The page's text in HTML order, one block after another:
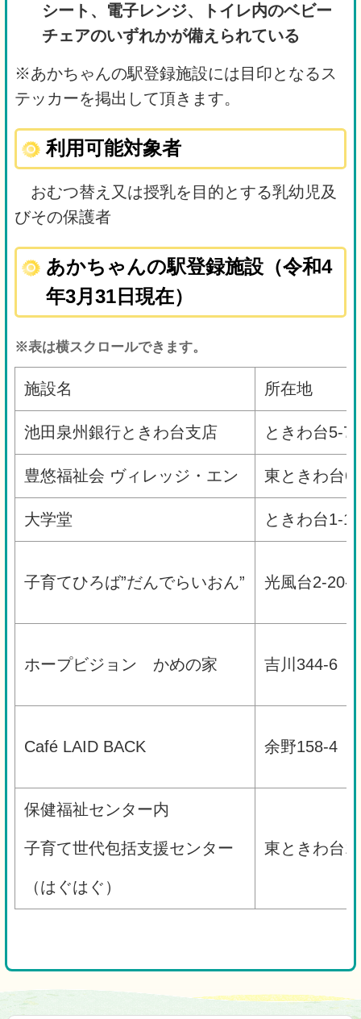
シート、電子レンジ、トイレ内のベビー
チェアのいずれかが備えられている
※あかちゃんの駅登録施設には目印となるス
テッカーを掲出して頂きます。
利用可能対象者
おむつ替え又は授乳を目的とする乳幼児及
びその保護者
あかちゃんの駅登録施設（令和4
年3月31日現在）
※表は横スクロールできます。
施設名 所在地
池田泉州銀行ときわ台支店 ときわ台5-7-
豊悠福祉会 ヴィレッジ・エン 東ときわ台
大学堂 ときわ台1-
子育てひろば”だんでらいおん” 光風台2-20-4
ホープビジョン かめの家 吉川344-6
Café LAID BACK 余野158-4
保健福祉センター内
子育て世代包括支援センター
（はぐはぐ）
東ときわ台